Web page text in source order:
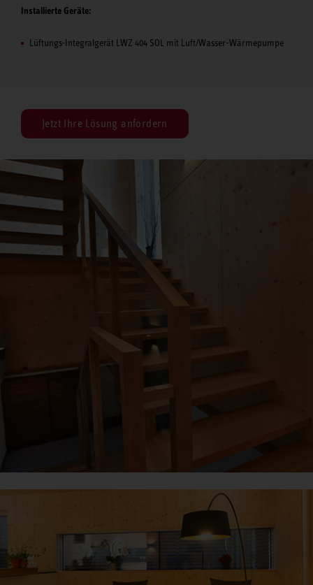
Installierte Geräte:
Lüftungs-Integralgerät LWZ 404 SOL mit Luft/Wasser-Wärmepumpe
Jetzt Ihre Lösung anfordern